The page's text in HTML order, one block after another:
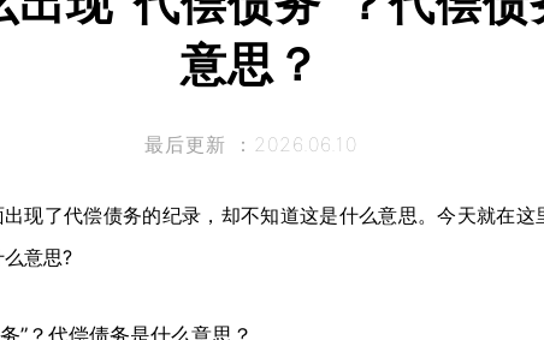
卡农玩卡
意思？
最后更新 ：2026.06.10
现了代偿债务的纪录，却不知道这是什么意思。今天就在这
么意思?